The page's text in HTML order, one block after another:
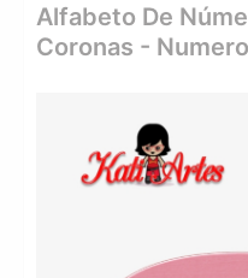
Alfabeto De
Coronas -